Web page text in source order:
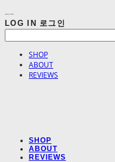
LOG IN 로그인
SHOP
ABOUT
REVIEWS
SHOP
ABOUT
REVIEWS